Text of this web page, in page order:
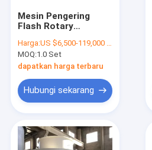
Mesin Pengering
Flash Rotary
Hemat Energi Untuk
Pestisida
Harga:US $6,500-119,000 / Piece | 1 Piece (Min. Order)
MOQ:1.0 Set
dapatkan harga terbaru
Hubungi sekarang